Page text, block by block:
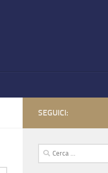
SEGUICI:
Ricerca
per: